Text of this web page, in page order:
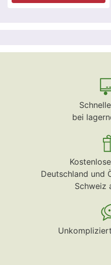
bei
Deutschland und
Schweiz